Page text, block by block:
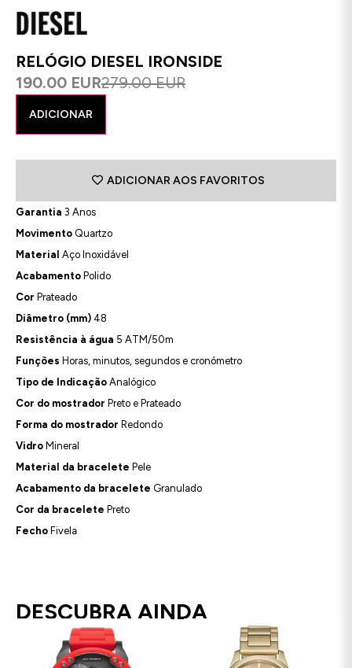
RELÓGIO DIESEL IRONSIDE
190.00 EUR279.00 EUR
ADICIONAR
ADICIONAR AOS FAVORITOS
Garantia 3 Anos
Movimento Quartzo
Material Aço Inoxidável
Acabamento Polido
Cor Prateado
Diâmetro (mm) 48
Resistência à água 5 ATM/50m
Funções Horas, minutos, segundos e cronómetro
Tipo de Indicação Analógico
Cor do mostrador Preto e Prateado
Forma do mostrador Redondo
Vidro Mineral
Material da bracelete Pele
Acabamento da bracelete Granulado
Cor da bracelete Preto
Fecho Fivela
DESCUBRA AINDA